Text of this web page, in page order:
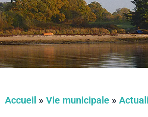
Accueil » Vie municipale »